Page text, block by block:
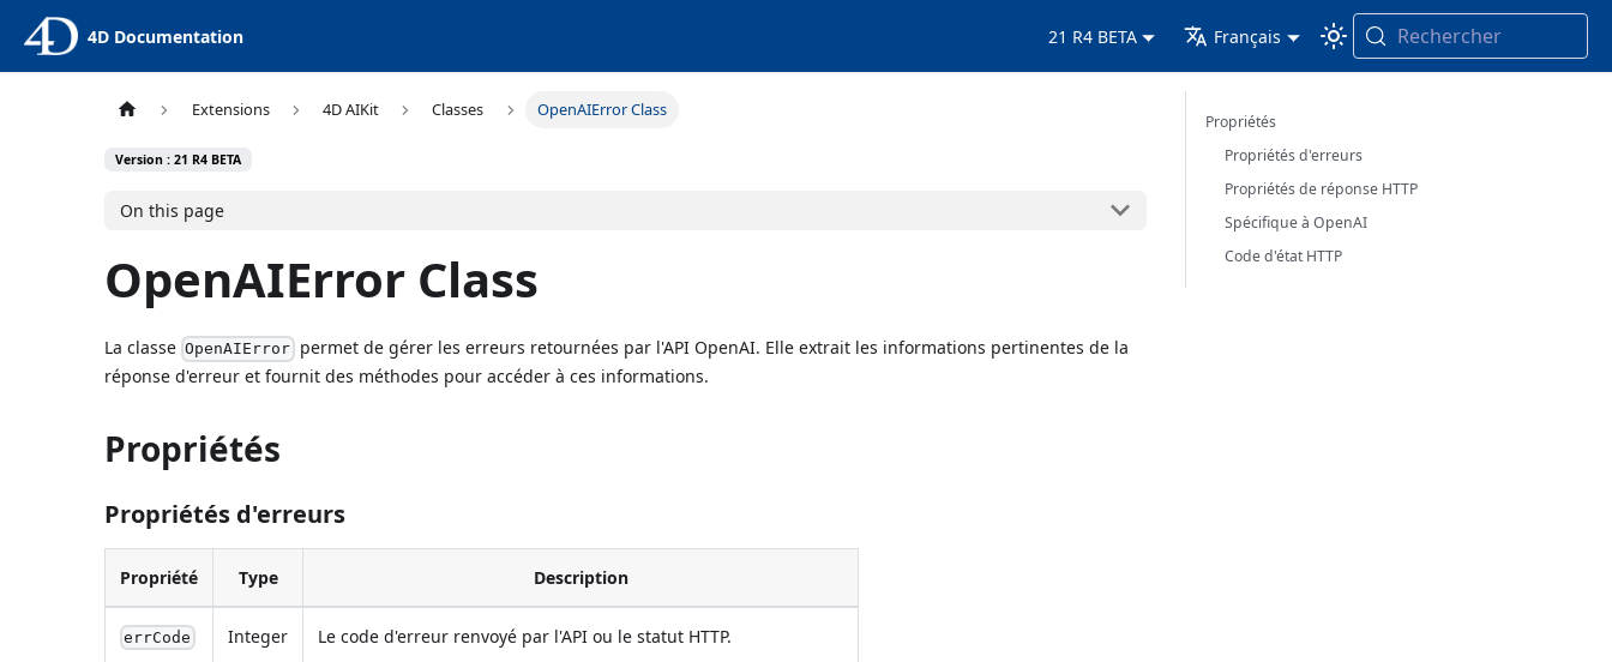
4D Documentation 21 R4 BETA Français Rechercher
Extensions 4D AIKit Classes OpenAIError Class
Version : 21 R4 BETA
On this page
OpenAIError Class
La classe OpenAIError permet de gérer les erreurs retournées par l'API OpenAI. Elle extrait les informations pertinentes de la
réponse d'erreur et fournit des méthodes pour accéder à ces informations.
Propriétés
Propriétés d'erreurs
Propriété Type Description
errCode Integer Le code d'erreur renvoyé par l'API ou le statut HTTP.
Propriétés
Propriétés d'erreurs
Propriétés de réponse HTTP
Spécifique à OpenAI
Code d'état HTTP